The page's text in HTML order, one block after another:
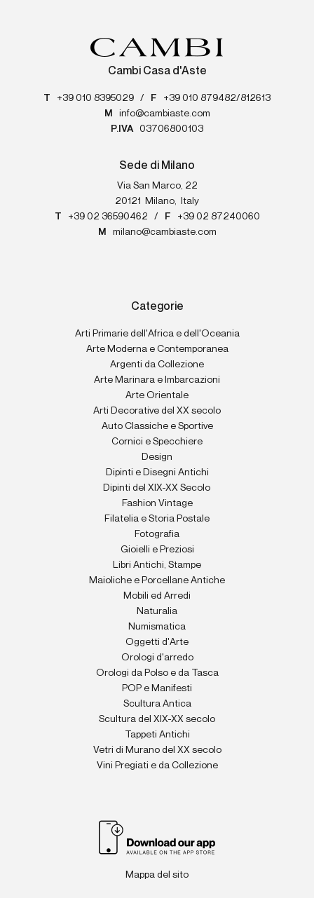
Cambi Casa d'Aste
T +39 010 8395029 / F
+39 010 879482/812613
M
info@cambiaste.com
P.IVA
03706800103
Sede di Milano
Via San Marco, 22
20121
Milano
Italy
T
+39 02 36590462 / F
+39 02 87240060
M
milano@cambiaste.com
Categorie
Arti Primarie dell'Africa e dell'Oceania
Arte Moderna e Contemporanea
Argenti da Collezione
Arte Marinara e Imbarcazioni
Arte Orientale
Arti Decorative del XX secolo
Auto Classiche e Sportive
Cornici e Specchiere
Design
Dipinti e Disegni Antichi
Dipinti del XIX-XX Secolo
Fashion Vintage
Filatelia e Storia Postale
Fotografia
Gioielli e Preziosi
Libri Antichi, Stampe
Maioliche e Porcellane Antiche
Mobili ed Arredi
Naturalia
Numismatica
Oggetti d'Arte
Orologi d'arredo
Orologi da Polso e da Tasca
POP e Manifesti
Scultura Antica
Scultura del XIX-XX secolo
Tappeti Antichi
Vetri di Murano del XX secolo
Vini Pregiati e da Collezione
Mappa del sito